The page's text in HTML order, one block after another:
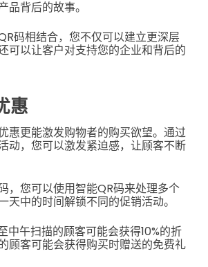
品背后的故事。
码相结合，您不仅可以建立更深层
可以让客户对支持您的企业和背后的
惠
惠更能激发购物者的购买欲望。通过
动，您可以激发紧迫感，让顾客不断
，您可以使用智能QR码来处理多个
天中的时间解锁不同的促销活动。
中午扫描的顾客可能会获得10%的折
顾客可能会获得购买时赠送的免费礼